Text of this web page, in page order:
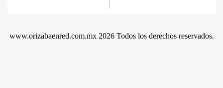
www.orizabaenred.com.mx 2026 Todos los derechos reservados.